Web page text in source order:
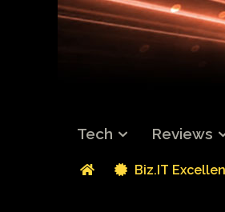
Tech Reviews
Biz.IT